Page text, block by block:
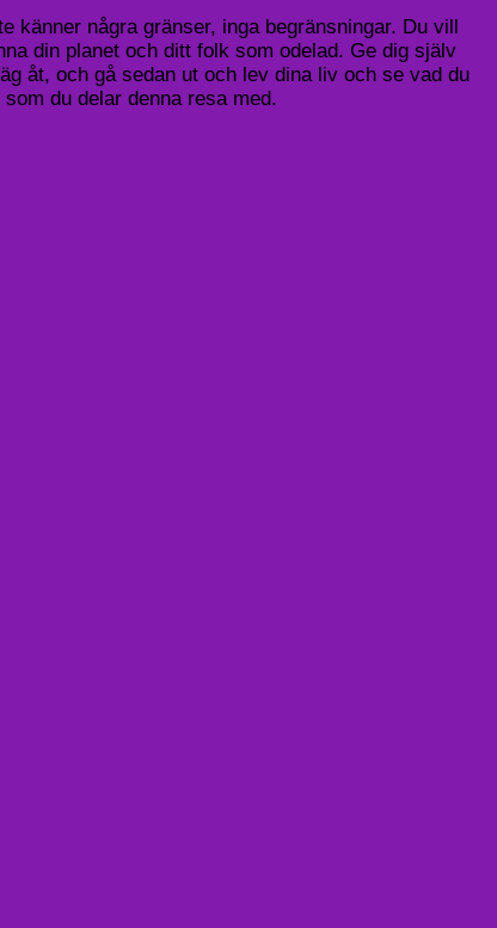
några gränser, inga begränsningar. Du vill
din planet och ditt folk som odelad. Ge dig själv
åt, och gå sedan ut och lev dina liv och se vad du
du delar denna resa med.